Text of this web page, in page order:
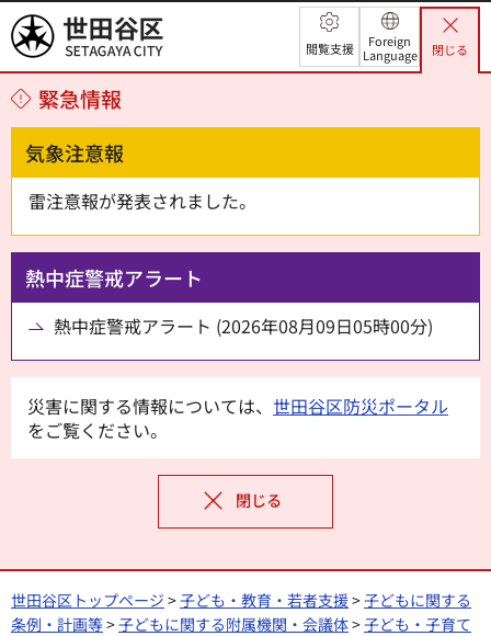
世田谷区 閲覧支援
Foreign
Language
閉じる
緊急情報
気象注意報
雷注意報が発表されました。
熱中症警戒アラート
熱中症警戒アラート (2026年08月09日05時00分)
災害に関する情報については、 世田谷区防災ポータル
をご覧ください。
閉じる
世田谷区トップページ >子ども・教育・若者支援>子どもに関する
条例・計画等>子どもに関する附属機関・会議体>子ども・子育て